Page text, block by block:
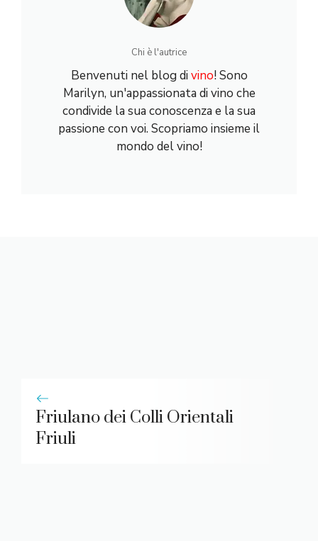
Chi è l'autrice
Benvenuti nel blog divino! Sono
Marilyn, un'appassionata di vino che
condivide la sua conoscenza e la sua
passione con voi. Scopriamo insieme il
mondo del vino!
Friulano dei Colli Orientali
Friuli